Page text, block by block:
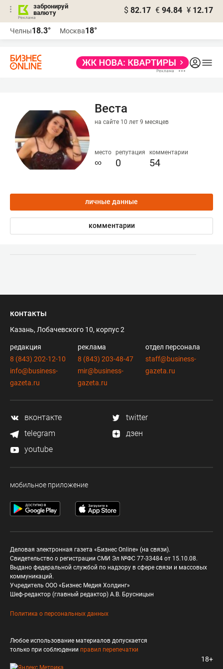
забронируй
валюту
$ 82.17 € 94.84 ¥ 12.17
Челны18.3° Москва18°
Веста
на сайте 10 лет 9 месяцев
место
∞
репутация
0
комментарии
54
личные данные
комментарии
контакты
Казань, Лобачевского 10, корпус 2
редакция
8 (843) 202-12-10
info@business-
gazeta.ru
реклама
8 (843) 203-48-47
mir@business-
gazeta.ru
отдел персонала
staff@business-
gazeta.ru
вконтакте
twitter
telegram
дзен
youtube
мобильное приложение
Деловая электронная газета «Бизнес Online» (на связи).
Свидетельство о регистрации СМИ Эл №ФС 77-33484 от 15.10.08.
Выдано федеральной службой по надзору в сфере связи и массовых
коммуникаций.
Учредитель ООО «Бизнес Медия Холдинг»
Шеф-редактор (главный редактор) А.В. Брусницын
Политика о персональных данных
Любое использование материалов допускается
только при соблюдении правил перепечатки
18+